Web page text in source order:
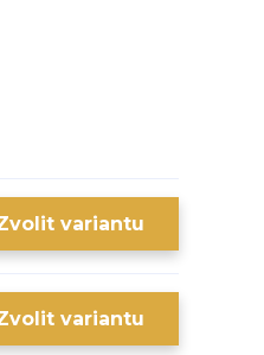
variantu
variantu